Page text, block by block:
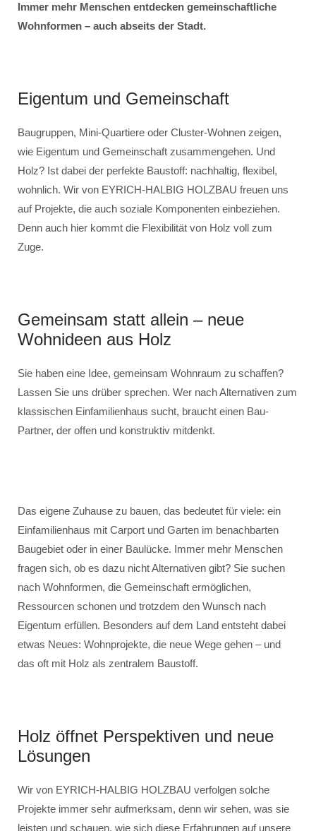
Immer mehr Menschen entdecken gemeinschaftliche
Wohnformen – auch abseits der Stadt.
Eigentum und Gemeinschaft
Baugruppen, Mini-Quartiere oder Cluster-Wohnen zeigen,
wie Eigentum und Gemeinschaft zusammengehen. Und
Holz? Ist dabei der perfekte Baustoff: nachhaltig, flexibel,
wohnlich. Wir von EYRICH-HALBIG HOLZBAU freuen uns
auf Projekte, die auch soziale Komponenten einbeziehen.
Denn auch hier kommt die Flexibilität von Holz voll zum
Zuge.
Gemeinsam statt allein – neue
Wohnideen aus Holz
Sie haben eine Idee, gemeinsam Wohnraum zu schaffen?
Lassen Sie uns drüber sprechen. Wer nach Alternativen zum
klassischen Einfamilienhaus sucht, braucht einen Bau-
Partner, der offen und konstruktiv mitdenkt.
Das eigene Zuhause zu bauen, das bedeutet für viele: ein
Einfamilienhaus mit Carport und Garten im benachbarten
Baugebiet oder in einer Baulücke. Immer mehr Menschen
fragen sich, ob es dazu nicht Alternativen gibt? Sie suchen
nach Wohnformen, die Gemeinschaft ermöglichen,
Ressourcen schonen und trotzdem den Wunsch nach
Eigentum erfüllen. Besonders auf dem Land entsteht dabei
etwas Neues: Wohnprojekte, die neue Wege gehen – und
das oft mit Holz als zentralem Baustoff.
Holz öffnet Perspektiven und neue
Lösungen
Wir von EYRICH-HALBIG HOLZBAU verfolgen solche
Projekte immer sehr aufmerksam, denn wir sehen, was sie
leisten und schauen, wie sich diese Erfahrungen auf unsere